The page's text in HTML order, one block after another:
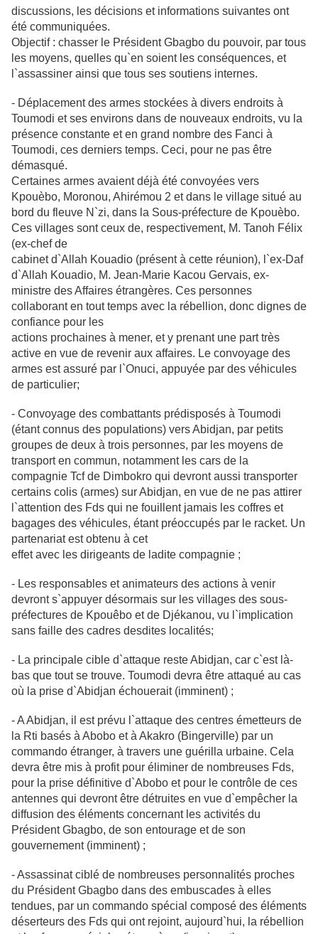
discussions, les décisions et informations suivantes ont
été communiquées.
Objectif : chasser le Président Gbagbo du pouvoir, par tous
les moyens, quelles qu`en soient les conséquences, et
l`assassiner ainsi que tous ses soutiens internes.
- Déplacement des armes stockées à divers endroits à
Toumodi et ses environs dans de nouveaux endroits, vu la
présence constante et en grand nombre des Fanci à
Toumodi, ces derniers temps. Ceci, pour ne pas être
démasqué.
Certaines armes avaient déjà été convoyées vers
Kpouèbo, Moronou, Ahirémou 2 et dans le village situé au
bord du fleuve N`zi, dans la Sous-préfecture de Kpouèbo.
Ces villages sont ceux de, respectivement, M. Tanoh Félix
(ex-chef de
cabinet d`Allah Kouadio (présent à cette réunion), l`ex-Daf
d`Allah Kouadio, M. Jean-Marie Kacou Gervais, ex-
ministre des Affaires étrangères. Ces personnes
collaborant en tout temps avec la rébellion, donc dignes de
confiance pour les
actions prochaines à mener, et y prenant une part très
active en vue de revenir aux affaires. Le convoyage des
armes est assuré par l`Onuci, appuyée par des véhicules
de particulier;
- Convoyage des combattants prédisposés à Toumodi
(étant connus des populations) vers Abidjan, par petits
groupes de deux à trois personnes, par les moyens de
transport en commun, notamment les cars de la
compagnie Tcf de Dimbokro qui devront aussi transporter
certains colis (armes) sur Abidjan, en vue de ne pas attirer
l`attention des Fds qui ne fouillent jamais les coffres et
bagages des véhicules, étant préoccupés par le racket. Un
partenariat est obtenu à cet
effet avec les dirigeants de ladite compagnie ;
- Les responsables et animateurs des actions à venir
devront s`appuyer désormais sur les villages des sous-
préfectures de Kpouêbo et de Djékanou, vu l`implication
sans faille des cadres desdites localités;
- La principale cible d`attaque reste Abidjan, car c`est là-
bas que tout se trouve. Toumodi devra être attaqué au cas
où la prise d`Abidjan échouerait (imminent) ;
- A Abidjan, il est prévu l`attaque des centres émetteurs de
la Rti basés à Abobo et à Akakro (Bingerville) par un
commando étranger, à travers une guérilla urbaine. Cela
devra être mis à profit pour éliminer de nombreuses Fds,
pour la prise définitive d`Abobo et pour le contrôle de ces
antennes qui devront être détruites en vue d`empêcher la
diffusion des éléments concernant les activités du
Président Gbagbo, de son entourage et de son
gouvernement (imminent) ;
- Assassinat ciblé de nombreuses personnalités proches
du Président Gbagbo dans des embuscades à elles
tendues, par un commando spécial composé des éléments
déserteurs des Fds qui ont rejoint, aujourd`hui, la rébellion